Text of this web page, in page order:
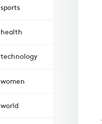
sports
health
technology
women
world